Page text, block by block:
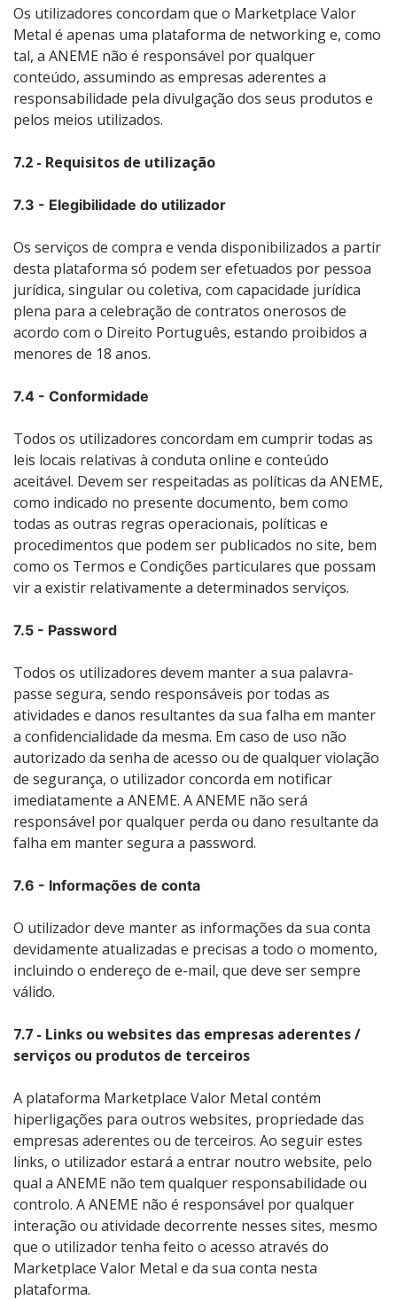
Os utilizadores concordam que o Marketplace Valor
Metal é apenas uma plataforma de networking e, como
tal, a ANEME não é responsável por qualquer
conteúdo, assumindo as empresas aderentes a
responsabilidade pela divulgação dos seus produtos e
pelos meios utilizados.
7.2 - Requisitos de utilização
7.3 - Elegibilidade do utilizador
Os serviços de compra e venda disponibilizados a partir
desta plataforma só podem ser efetuados por pessoa
jurídica, singular ou coletiva, com capacidade jurídica
plena para a celebração de contratos onerosos de
acordo com o Direito Português, estando proibidos a
menores de 18 anos.
7.4 - Conformidade
Todos os utilizadores concordam em cumprir todas as
leis locais relativas à conduta online e conteúdo
aceitável. Devem ser respeitadas as políticas da ANEME,
como indicado no presente documento, bem como
todas as outras regras operacionais, políticas e
procedimentos que podem ser publicados no site, bem
como os Termos e Condições particulares que possam
vir a existir relativamente a determinados serviços.
7.5 - Password
Todos os utilizadores devem manter a sua palavra-
passe segura, sendo responsáveis por todas as
atividades e danos resultantes da sua falha em manter
a confidencialidade da mesma. Em caso de uso não
autorizado da senha de acesso ou de qualquer violação
de segurança, o utilizador concorda em notificar
imediatamente a ANEME. A ANEME não será
responsável por qualquer perda ou dano resultante da
falha em manter segura a password.
7.6 - Informações de conta
O utilizador deve manter as informações da sua conta
devidamente atualizadas e precisas a todo o momento,
incluindo o endereço de e-mail, que deve ser sempre
válido.
7.7 - Links ou websites das empresas aderentes /
serviços ou produtos de terceiros
A plataforma Marketplace Valor Metal contém
hiperligações para outros websites, propriedade das
empresas aderentes ou de terceiros. Ao seguir estes
links, o utilizador estará a entrar noutro website, pelo
qual a ANEME não tem qualquer responsabilidade ou
controlo. A ANEME não é responsável por qualquer
interação ou atividade decorrente nesses sites, mesmo
que o utilizador tenha feito o acesso através do
Marketplace Valor Metal e da sua conta nesta
plataforma.